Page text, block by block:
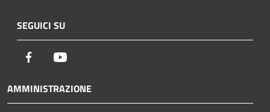
SEGUICI SU
Facebook
AMMINISTRAZIONE